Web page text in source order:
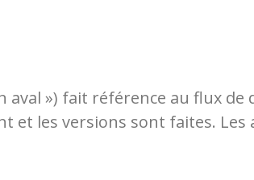
») fait référence au flux
les versions sont faites. Les